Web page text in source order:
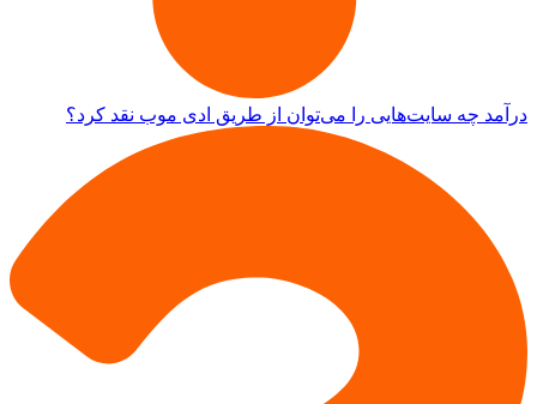
درآمد چه سایت‌هایی را می‌توان از طریق ادی موب نقد کرد؟